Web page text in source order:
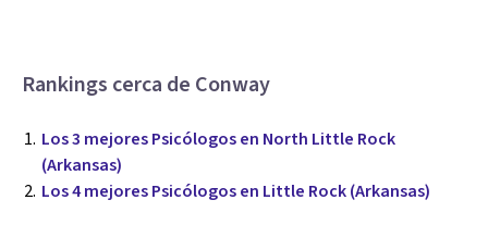
Rankings cerca de Conway
Los 3 mejores Psicólogos en North Little Rock
(Arkansas)
Los 4 mejores Psicólogos en Little Rock (Arkansas)